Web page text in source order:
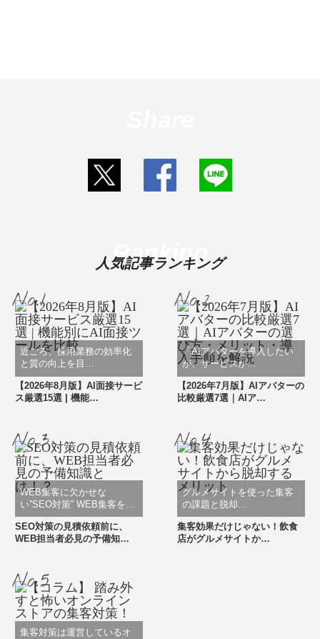
人気記事ランキング
Ranking
近ごろ、採用業務の効率化
と質の向上を目…
【2026年8月版】AI面接サービ
ス厳選15選 | 機能…
「AIアバターを導入したい
が、サービスが…
【2026年7月版】AIアバターの
比較厳選7選｜AIア…
WEB集客に欠かせな
い”SEO対策” WEB集客を…
SEO対策の見積依頼前に、
WEB担当者必見の予備知…
グルメサイトを使った集客
の課題と脱却…
集客効果だけじゃない！飲食
店がグルメサイトか…
集客対策は運営しているオ